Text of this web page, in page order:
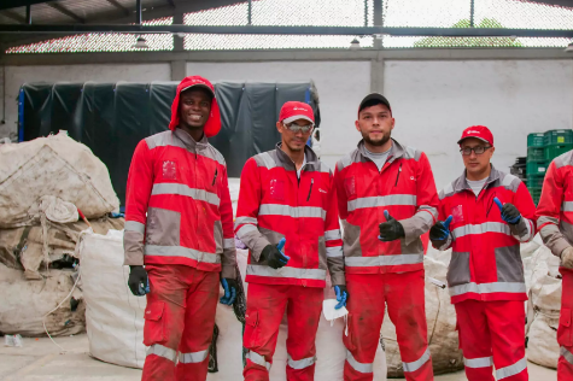
NORTEAMÉRICA
ÁFRICA Y ORIENTE MEDIO
ÁSIA
AIR QUALITY
NUCLEAR
OFIS
SEDE
VEOLIA
WATER